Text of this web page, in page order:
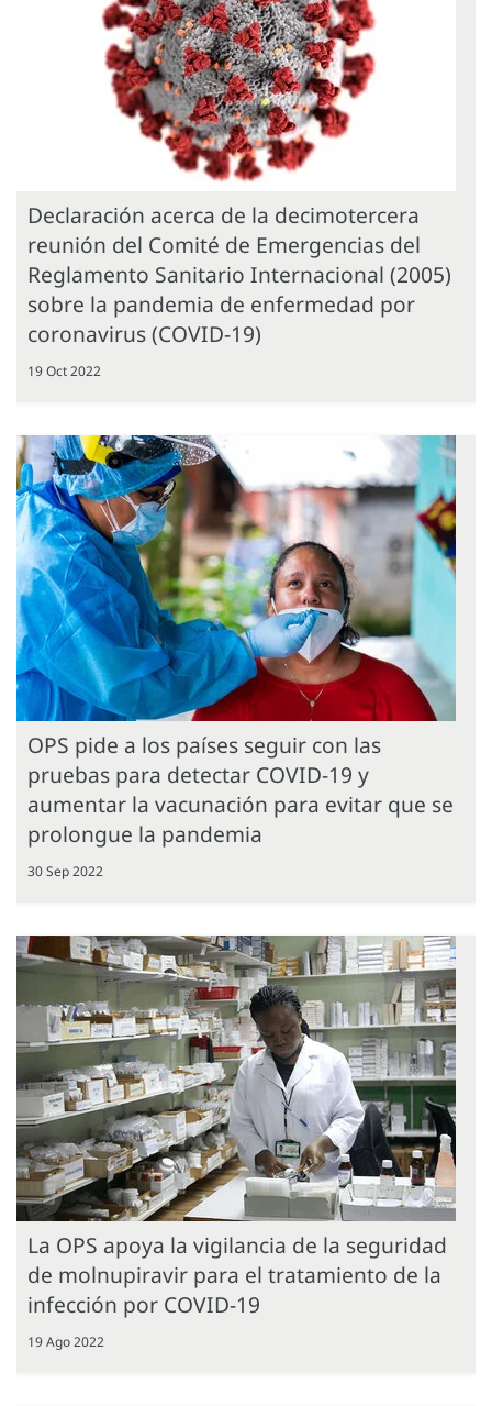
Declaración acerca de la decimotercera
reunión del Comité de Emergencias del
Reglamento Sanitario Internacional (2005)
sobre la pandemia de enfermedad por
coronavirus (COVID-19)
19 Oct 2022
OPS pide a los países seguir con las
pruebas para detectar COVID-19 y
aumentar la vacunación para evitar que se
prolongue la pandemia
30 Sep 2022
La OPS apoya la vigilancia de la seguridad
de molnupiravir para el tratamiento de la
infección por COVID-19
19 Ago 2022